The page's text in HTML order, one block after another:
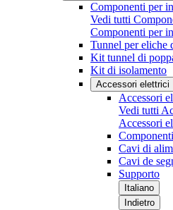
Componenti per
Vedi tutti
Componenti per
Tunnel per eliche
Kit tunnel di
Kit di isolamento
Accessori elettrici
Accessori
Vedi tutti
Accessori
Componenti
Cavi di
Cavi de
Supporto
Italiano
Indietro